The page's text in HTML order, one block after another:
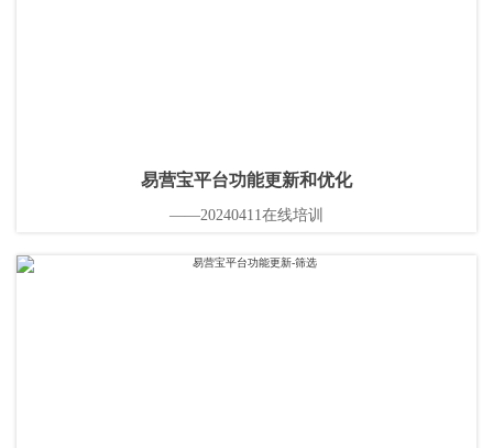
易营宝平台功能更新和优化
——20240411在线培训